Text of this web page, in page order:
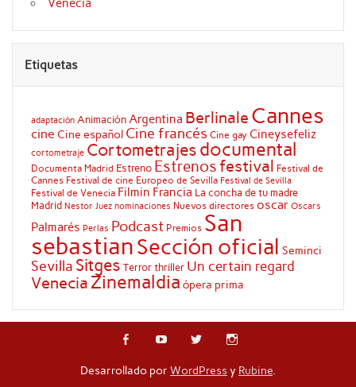
Venecia
Etiquetas
adaptación Animación Argentina Berlinale Cannes
cine Cine español Cine francés Cine gay Cineysefeliz
cortometraje Cortometrajes documental
Documenta Madrid Estreno Estrenos festival Festival de
Cannes Festival de cine Europeo de Sevilla Festival de Sevilla
Festival de Venecia Filmin Francia La concha de tu madre
Madrid Nestor Juez nominaciones Nuevos directores oscar Oscars
Palmarés Perlas Podcast Premios San
sebastianSección oficial Seminci
Sevilla Sitges Terrorthriller Un certain regard
Venecia Zinemaldia ópera prima
Desarrollado por WordPressy Rubine.